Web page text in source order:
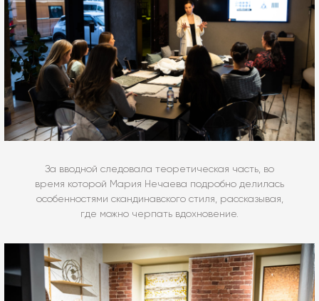
За вводной следовала теоретическая часть, во
время которой Мария Нечаева подробно делилась
особенностями скандинавского стиля, рассказывая,
где можно черпать вдохновение.